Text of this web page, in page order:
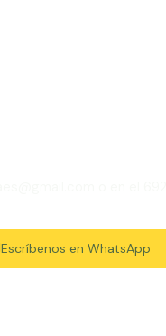
Escríbenos en WhatsApp